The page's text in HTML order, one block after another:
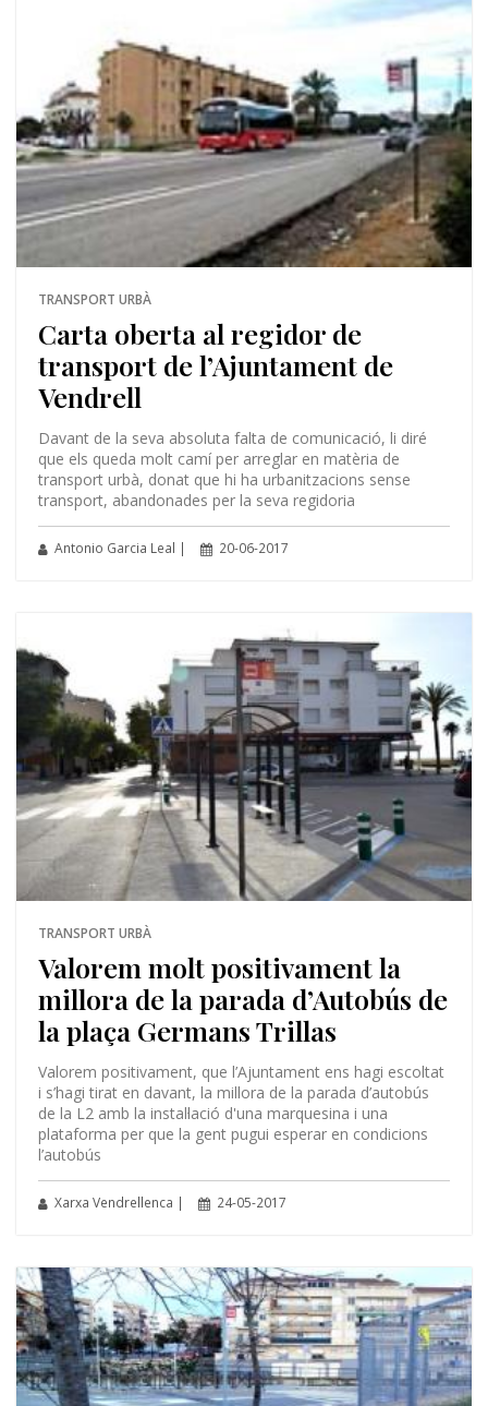
TRANSPORT URBÀ
Carta oberta al regidor de
transport de l’Ajuntament de
Vendrell
Davant de la seva absoluta falta de comunicació, li diré
que els queda molt camí per arreglar en matèria de
transport urbà, donat que hi ha urbanitzacions sense
transport, abandonades per la seva regidoria
Antonio Garcia Leal | 20-06-2017
TRANSPORT URBÀ
Valorem molt positivament la
millora de la parada d’Autobús de
la plaça Germans Trillas
Valorem positivament, que l’Ajuntament ens hagi escoltat
i s’hagi tirat en davant, la millora de la parada d’autobús
de la L2 amb la instal·lació d'una marquesina i una
plataforma per que la gent pugui esperar en condicions
l’autobús
Xarxa Vendrellenca | 24-05-2017